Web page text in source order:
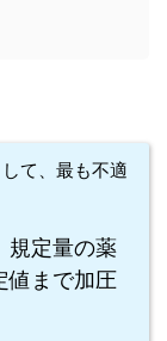
て、最も不適
規定量の薬
値まで加圧